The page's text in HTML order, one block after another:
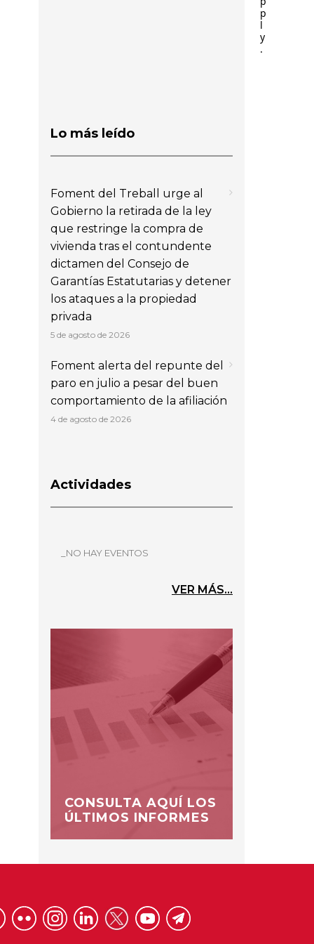
p
l
y
.
Lo más leído
Foment del Treball urge al
Gobierno la retirada de la ley
que restringe la compra de
vivienda tras el contundente
dictamen del Consejo de
Garantías Estatutarias y detener
los ataques a la propiedad
privada
5 de agosto de 2026
Foment alerta del repunte del
paro en julio a pesar del buen
comportamiento de la afiliación
4 de agosto de 2026
Actividades
_NO HAY EVENTOS
VER MÁS...
CONSULTA AQUÍ LOS
ÚLTIMOS INFORMES